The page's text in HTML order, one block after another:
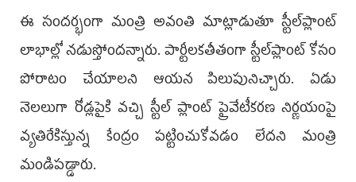
ఈ సందర్భంగా మంత్రి అవంతి మాట్లాడుతూ స్టీల్‌ప్లాంట్‌
లాభాల్లో నడుస్తోందన్నారు. పార్టీలకతీతంగా స్టీల్‌ప్లాంట్‌ కోసం
పోరాటం చేయాలని ఆయన పిలుపునిచ్చారు. ఏడు
నెలలుగా రోడ్లపైకి వచ్చి స్టీల్ ప్లాంట్ ప్రైవేటీకరణ నిర్ణయంపై
వ్యతిరేకిస్తున్న కేంద్రం పట్టించుకోవడం లేదని మంత్రి
మండిపడ్డారు.